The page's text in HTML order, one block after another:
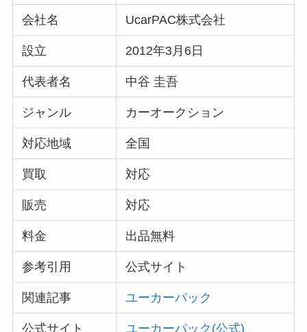
会社名 UcarPAC株式会社
設立 2012年3月6日
代表者名 中谷 圭吾
ジャンル カーオークション
対応地域 全国
買取 対応
販売 対応
料金 出品無料
参考引用 公式サイト
関連記事 ユーカーパック
公式サイト ユーカーパック(公式)